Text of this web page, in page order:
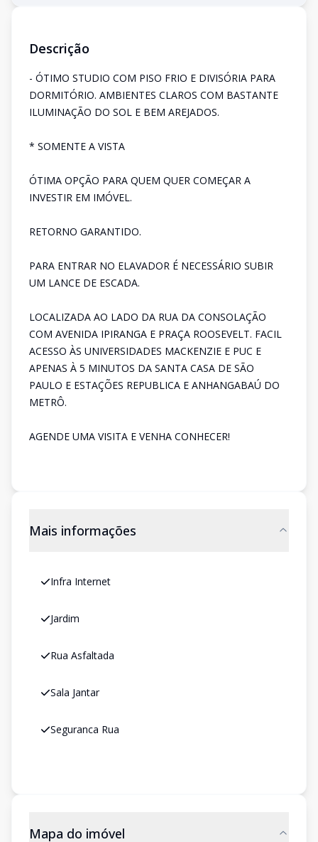
Descrição
- ÓTIMO STUDIO COM PISO FRIO E DIVISÓRIA PARA
DORMITÓRIO. AMBIENTES CLAROS COM BASTANTE
ILUMINAÇÃO DO SOL E BEM AREJADOS.
* SOMENTE A VISTA
ÓTIMA OPÇÃO PARA QUEM QUER COMEÇAR A
INVESTIR EM IMÓVEL.
RETORNO GARANTIDO.
PARA ENTRAR NO ELAVADOR É NECESSÁRIO SUBIR
UM LANCE DE ESCADA.
LOCALIZADA AO LADO DA RUA DA CONSOLAÇÃO
COM AVENIDA IPIRANGA E PRAÇA ROOSEVELT. FACIL
ACESSO ÀS UNIVERSIDADES MACKENZIE E PUC E
APENAS À 5 MINUTOS DA SANTA CASA DE SÃO
PAULO E ESTAÇÕES REPUBLICA E ANHANGABAÚ DO
METRÔ.
AGENDE UMA VISITA E VENHA CONHECER!
Mais informações
Infra Internet
Jardim
Rua Asfaltada
Sala Jantar
Seguranca Rua
Mapa do imóvel